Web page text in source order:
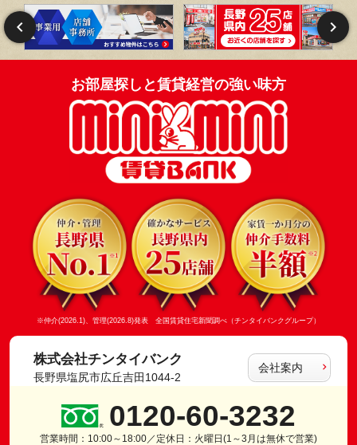
お部屋探しと賃貸経営の強い味方
※仲介(2026.1)、管理(2026.8)発表 全国賃貸住宅新聞調べ（チンタイバンクグループ）
株式会社チンタイバンク
長野県塩尻市広丘吉田1044-2
会社案内
0120-60-3232
営業時間：10:00～18:00／定休日：火曜日(1～3月は無休で営業)